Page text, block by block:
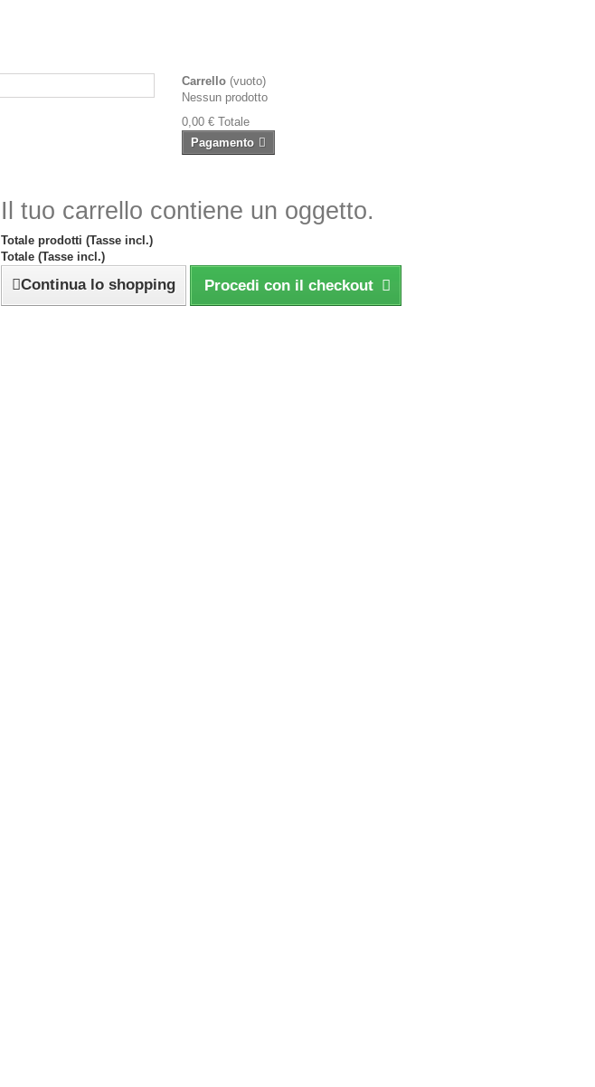
Carrello (vuoto)
Nessun prodotto
0,00 € Totale
Pagamento
Il tuo carrello contiene un oggetto.
Totale prodotti (Tasse incl.)
Totale (Tasse incl.)
Continua lo shopping Procedi con il checkout